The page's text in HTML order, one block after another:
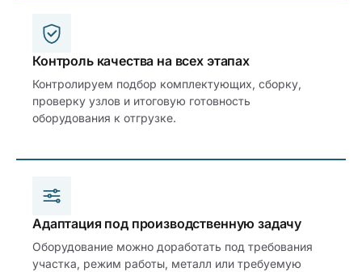
Контроль качества на всех этапах
Контролируем подбор комплектующих, сборку,
проверку узлов и итоговую готовность
оборудования к отгрузке.
Адаптация под производственную задачу
Оборудование можно доработать под требования
участка, режим работы, металл или требуемую